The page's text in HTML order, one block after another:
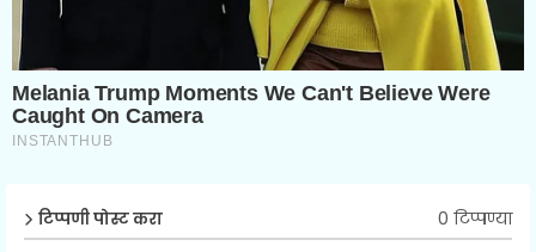
टिप्पणी पोस्ट करा 0 टिप्पण्या